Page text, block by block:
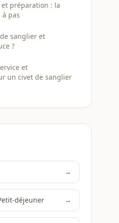
préparation : la
pas
sanglier et
?
et
un civet de sanglier
→
déjeuner →